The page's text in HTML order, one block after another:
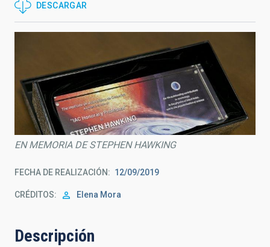
DESCARGAR
EN MEMORIA DE STEPHEN HAWKING
FECHA DE REALIZACIÓN 12/09/2019
CRÉDITOS Elena Mora
Descripción